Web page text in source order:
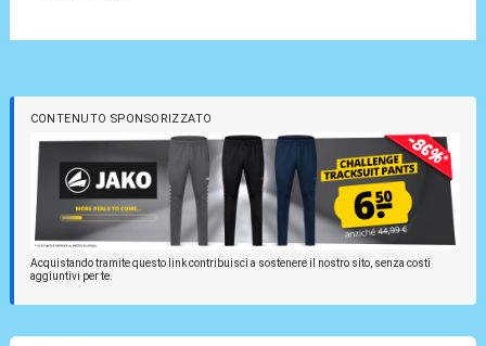
CONTENUTO SPONSORIZZATO
Acquistando tramite questo link contribuisci a sostenere il nostro sito, senza costi
aggiuntivi per te.